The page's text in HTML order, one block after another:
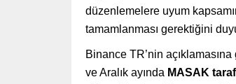
düzenlemelere uyum
tamamlanması gerektiğini
Binance TR’nin
ve Aralık ayında MASAK